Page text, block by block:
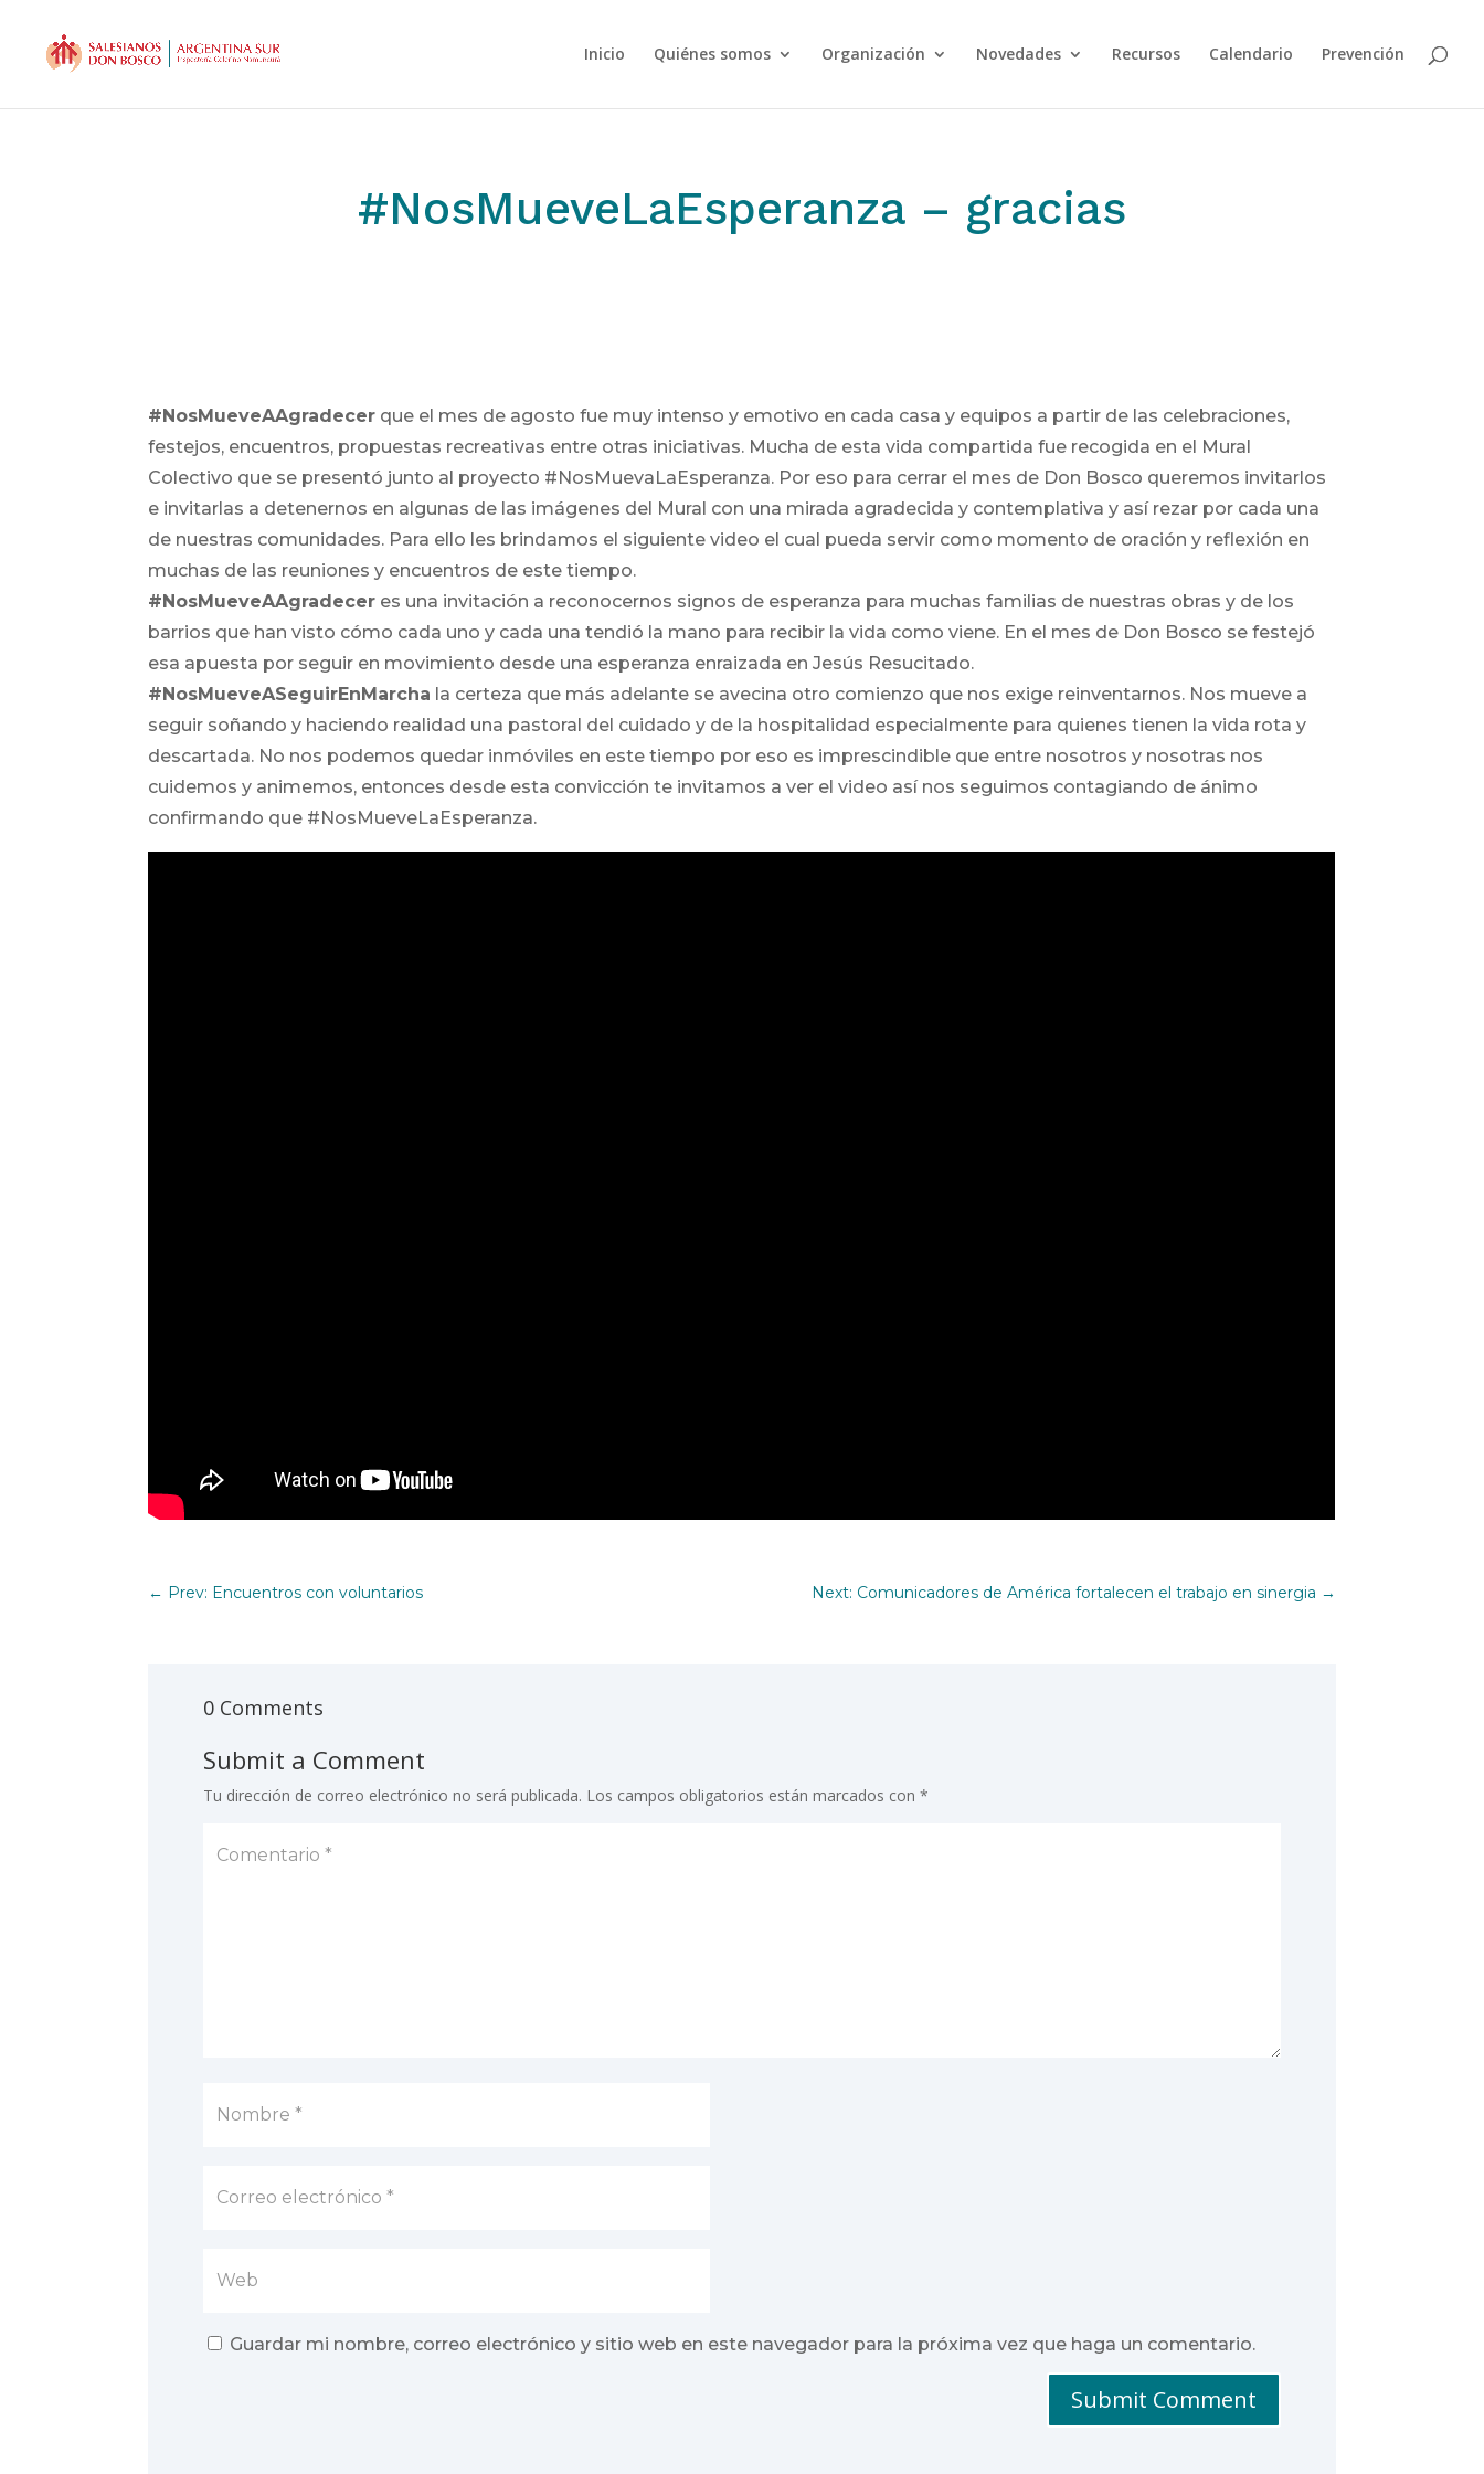
Inicio Quiénes somos Organización Novedades Recursos Calendario Prevención
#NosMueveLaEsperanza – gracias
#NosMueveAAgradecer que el mes de agosto fue muy intenso y emotivo en cada casa y equipos a partir de las celebraciones,
festejos, encuentros, propuestas recreativas entre otras iniciativas. Mucha de esta vida compartida fue recogida en el Mural
Colectivo que se presentó junto al proyecto #NosMuevaLaEsperanza. Por eso para cerrar el mes de Don Bosco queremos invitarlos
e invitarlas a detenernos en algunas de las imágenes del Mural con una mirada agradecida y contemplativa y así rezar por cada una
de nuestras comunidades. Para ello les brindamos el siguiente video el cual pueda servir como momento de oración y reflexión en
muchas de las reuniones y encuentros de este tiempo.
#NosMueveAAgradecer es una invitación a reconocernos signos de esperanza para muchas familias de nuestras obras y de los
barrios que han visto cómo cada uno y cada una tendió la mano para recibir la vida como viene. En el mes de Don Bosco se festejó
esa apuesta por seguir en movimiento desde una esperanza enraizada en Jesús Resucitado.
#NosMueveASeguirEnMarcha la certeza que más adelante se avecina otro comienzo que nos exige reinventarnos. Nos mueve a
seguir soñando y haciendo realidad una pastoral del cuidado y de la hospitalidad especialmente para quienes tienen la vida rota y
descartada. No nos podemos quedar inmóviles en este tiempo por eso es imprescindible que entre nosotros y nosotras nos
cuidemos y animemos, entonces desde esta convicción te invitamos a ver el video así nos seguimos contagiando de ánimo
confirmando que #NosMueveLaEsperanza.
← Prev: Encuentros con voluntarios Next: Comunicadores de América fortalecen el trabajo en sinergia →
0 Comments
Submit a Comment
Tu dirección de correo electrónico no será publicada. Los campos obligatorios están marcados con*
Guardar mi nombre, correo electrónico y sitio web en este navegador para la próxima vez que haga un comentario.
Submit Comment